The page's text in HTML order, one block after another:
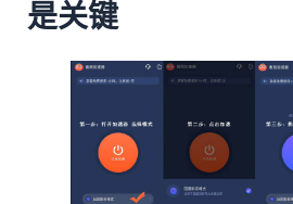
是关键